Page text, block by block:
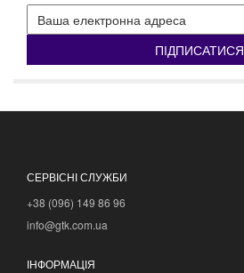
ПІДПИСАТИСЯ
СЕРВІСНІ СЛУЖБИ
+38 (096) 149 86 96
info@gtk.com.ua
ІНФОРМАЦІЯ